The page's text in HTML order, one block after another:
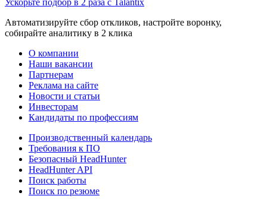
Автоматизируйте сбор откликов, настройте воронку,
собирайте аналитику в 2 клика
О компании
Наши вакансии
Партнерам
Реклама на сайте
Новости и статьи
Инвесторам
Кандидаты по профессиям
Производственный календарь
Требования к ПО
Безопасный HeadHunter
HeadHunter API
Поиск работы
Поиск по резюме